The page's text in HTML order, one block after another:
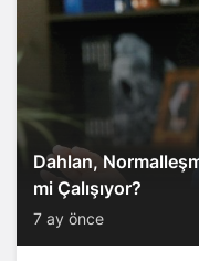
Dahlan,
mi Çalışıyor?
7 ay önce